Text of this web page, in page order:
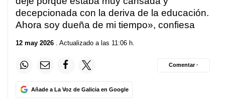
decepcionada con la deriva de la educación.
Ahora soy dueña de mi tiempo», confiesa
12 may 2026 . Actualizado a las 11:06 h.
Añade a La Voz de Galicia en Google
Comentar ·